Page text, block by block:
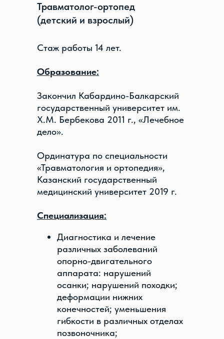
Травматолог-ортопед
(детский и взрослый)
Стаж работы 14 лет.
Образование:
Закончил Кабардино-Балкарский
государственный университет им.
Х.М. Бербекова 2011 г., «Лечебное
дело».
Ординатура по специальности
«Травматология и ортопедия»,
Казанский государственный
медицинский университет 2019 г.
Специализация:
Диагностика и лечение
различных заболеваний
опорно-двигательного
аппарата: нарушений
осанки; нарушений походки;
деформации нижних
конечностей; уменьшения
гибкости в различных отделах
позвоночника;